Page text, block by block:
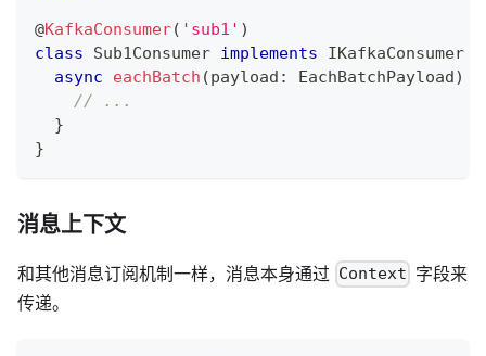
@KafkaConsumer( 'sub1' )
class
Sub1Consumer implements IKafkaConsumer
async
eachBatch (payload : EachBatchPayload)
// ...
}
}
消息上下文
和其他消息订阅机制一样，消息本身通过 Context 字段来
传递。